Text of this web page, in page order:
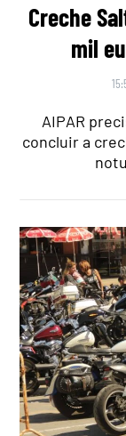
Creche
mil
AIPAR
concluir a